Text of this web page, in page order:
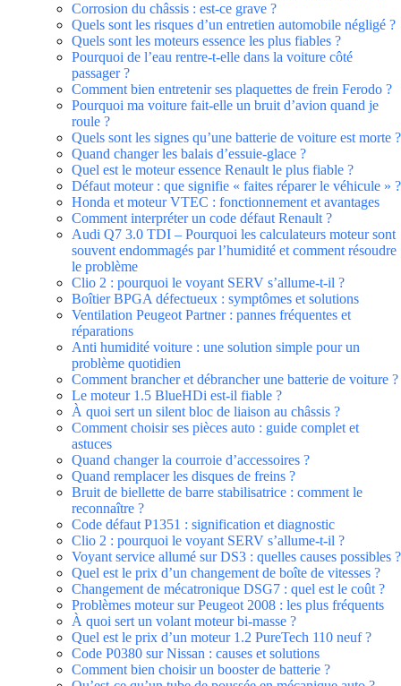
Corrosion du châssis : est-ce grave ?
Quels sont les risques d’un entretien automobile négligé ?
Quels sont les moteurs essence les plus fiables ?
Pourquoi de l’eau rentre-t-elle dans la voiture côté
passager ?
Comment bien entretenir ses plaquettes de frein Ferodo ?
Pourquoi ma voiture fait-elle un bruit d’avion quand je
roule ?
Quels sont les signes qu’une batterie de voiture est morte ?
Quand changer les balais d’essuie-glace ?
Quel est le moteur essence Renault le plus fiable ?
Défaut moteur : que signifie « faites réparer le véhicule » ?
Honda et moteur VTEC : fonctionnement et avantages
Comment interpréter un code défaut Renault ?
Audi Q7 3.0 TDI – Pourquoi les calculateurs moteur sont
souvent endommagés par l’humidité et comment résoudre
le problème
Clio 2 : pourquoi le voyant SERV s’allume-t-il ?
Boîtier BPGA défectueux : symptômes et solutions
Ventilation Peugeot Partner : pannes fréquentes et
réparations
Anti humidité voiture : une solution simple pour un
problème quotidien
Comment brancher et débrancher une batterie de voiture ?
Le moteur 1.5 BlueHDi est-il fiable ?
À quoi sert un silent bloc de liaison au châssis ?
Comment choisir ses pièces auto : guide complet et
astuces
Quand changer la courroie d’accessoires ?
Quand remplacer les disques de freins ?
Bruit de biellette de barre stabilisatrice : comment le
reconnaître ?
Code défaut P1351 : signification et diagnostic
Clio 2 : pourquoi le voyant SERV s’allume-t-il ?
Voyant service allumé sur DS3 : quelles causes possibles ?
Quel est le prix d’un changement de boîte de vitesses ?
Changement de mécatronique DSG7 : quel est le coût ?
Problèmes moteur sur Peugeot 2008 : les plus fréquents
À quoi sert un volant moteur bi-masse ?
Quel est le prix d’un moteur 1.2 PureTech 110 neuf ?
Code P0380 sur Nissan : causes et solutions
Comment bien choisir un booster de batterie ?